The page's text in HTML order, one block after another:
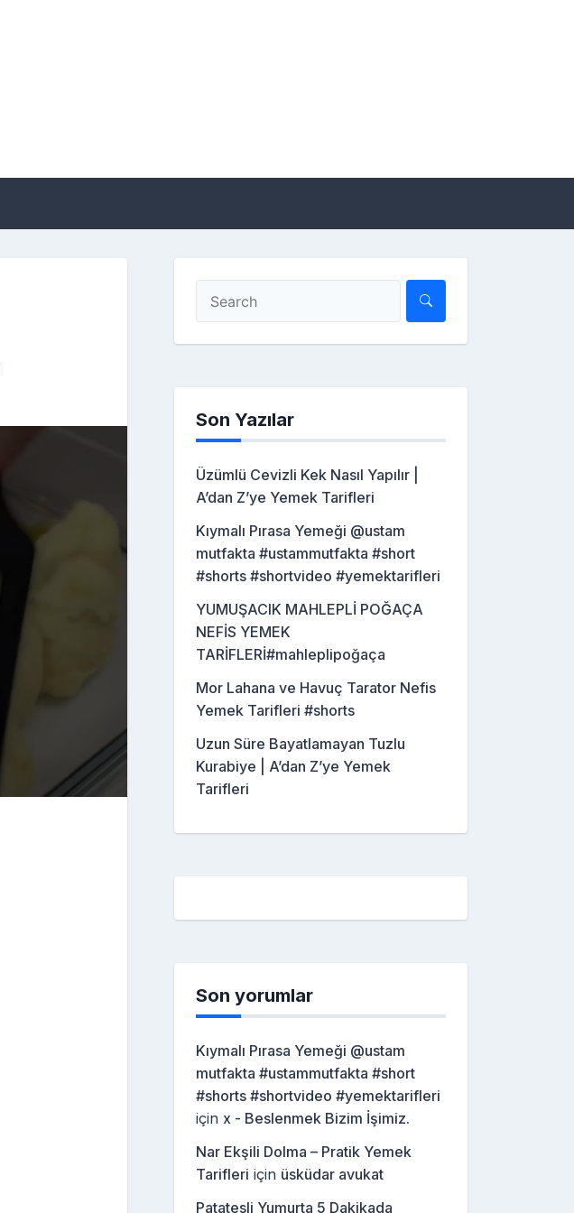
Son Yazılar
Üzümlü Cevizli Kek Nasıl Yapılır |
A’dan Z’ye Yemek Tarifleri
Kıymalı Pırasa Yemeği @ustam
mutfakta #ustammutfakta #short
#shorts #shortvideo #yemektarifleri
YUMUŞACIK MAHLEPLİ POĞAÇA
NEFİS YEMEK
TARİFLERİ#mahleplipoğaça
Mor Lahana ve Havuç Tarator Nefis
Yemek Tarifleri #shorts
Uzun Süre Bayatlamayan Tuzlu
Kurabiye | A’dan Z’ye Yemek
Tarifleri
Son yorumlar
Kıymalı Pırasa Yemeği @ustam
mutfakta #ustammutfakta #short
#shorts #shortvideo #yemektarifleri
için x - Beslenmek Bizim İşimiz.
Nar Ekşili Dolma – Pratik Yemek
Tarifleri için üsküdar avukat
Patatesli Yumurta 5 Dakikada